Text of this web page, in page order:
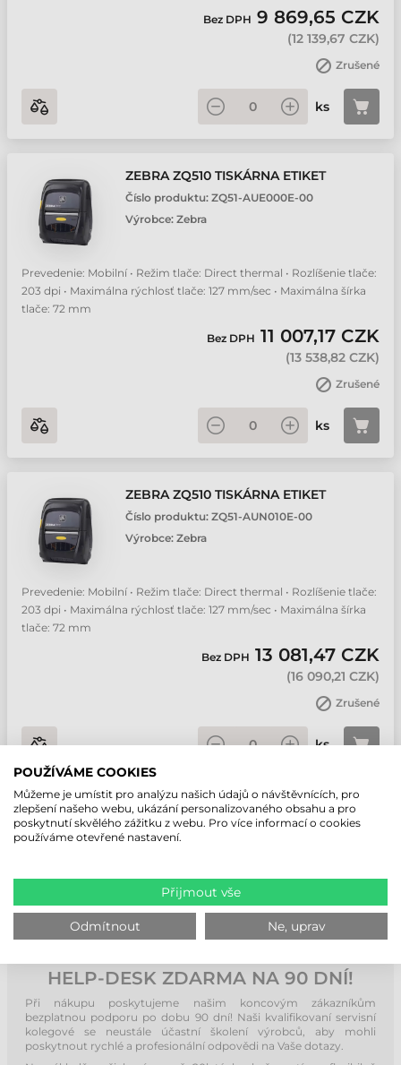
Bez DPH 9 869,65 CZK
(12 139,67 CZK)
Zrušené
ks
ZEBRA ZQ510 TISKÁRNA ETIKET
Číslo produktu: ZQ51-AUE000E-00
Výrobce: Zebra
Prevedenie: Mobilní • Režim tlače: Direct thermal • Rozlíšenie tlače:
203 dpi • Maximálna rýchlosť tlače: 127 mm/sec • Maximálna šírka
tlače: 72 mm
Bez DPH 11 007,17 CZK
(13 538,82 CZK)
Zrušené
ks
ZEBRA ZQ510 TISKÁRNA ETIKET
Číslo produktu: ZQ51-AUN010E-00
Výrobce: Zebra
Prevedenie: Mobilní • Režim tlače: Direct thermal • Rozlíšenie tlače:
203 dpi • Maximálna rýchlosť tlače: 127 mm/sec • Maximálna šírka
tlače: 72 mm
Bez DPH 13 081,47 CZK
(16 090,21 CZK)
Zrušené
ks
NAKUPUJTE ETIKETY OD TĚCH, KTEŘÍ JE
HELP-DESK ZDARMA NA 90 DNÍ!
Při nákupu poskytujeme našim koncovým zákazníkům
bezplatnou podporu po dobu 90 dní! Naši kvalifikovaní servisní
kolegové se neustále účastní školení výrobců, aby mohli
poskytnout rychlé a profesionální odpovědi na Vaše dotazy.
POUŽÍVÁME COOKIES
Můžeme je umístit pro analýzu našich údajů o návštěvnících, pro
zlepšení našeho webu, ukázání personalizovaného obsahu a pro
poskytnutí skvělého zážitku z webu. Pro více informací o cookies
používáme otevřené nastavení.
Přijmout vše
Odmítnout Ne, uprav